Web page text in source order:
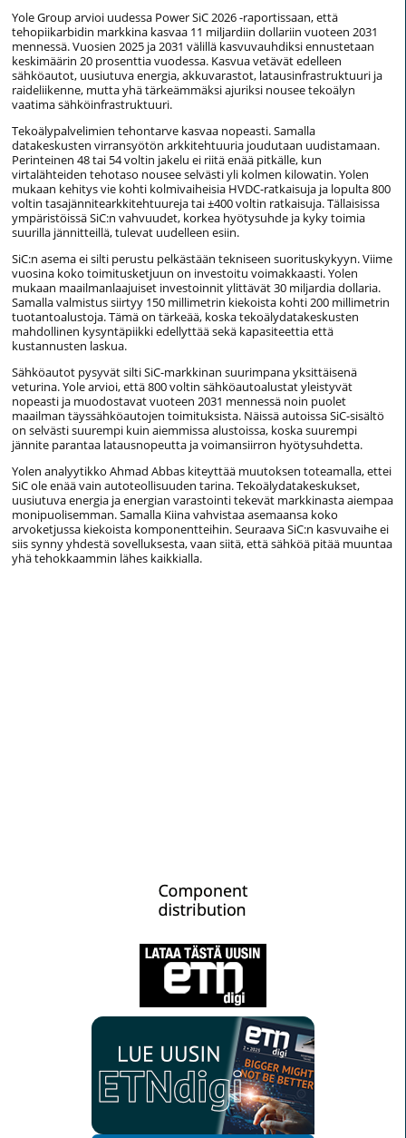
Yole Group arvioi uudessa Power SiC 2026 -raportissaan, että
tehopiikarbidin markkina kasvaa 11 miljardiin dollariin vuoteen 2031
mennessä. Vuosien 2025 ja 2031 välillä kasvuvauhdiksi ennustetaan
keskimäärin 20 prosenttia vuodessa. Kasvua vetävät edelleen
sähköautot, uusiutuva energia, akkuvarastot, latausinfrastruktuuri ja
raideliikenne, mutta yhä tärkeämmäksi ajuriksi nousee tekoälyn
vaatima sähköinfrastruktuuri.
Tekoälypalvelimien tehontarve kasvaa nopeasti. Samalla
datakeskusten virransyötön arkkitehtuuria joudutaan uudistamaan.
Perinteinen 48 tai 54 voltin jakelu ei riitä enää pitkälle, kun
virtalähteiden tehotaso nousee selvästi yli kolmen kilowatin. Yolen
mukaan kehitys vie kohti kolmivaiheisia HVDC-ratkaisuja ja lopulta 800
voltin tasajännitearkkitehtuureja tai ±400 voltin ratkaisuja. Tällaisissa
ympäristöissä SiC:n vahvuudet, korkea hyötysuhde ja kyky toimia
suurilla jännitteillä, tulevat uudelleen esiin.
SiC:n asema ei silti perustu pelkästään tekniseen suorituskykyyn. Viime
vuosina koko toimitusketjuun on investoitu voimakkaasti. Yolen
mukaan maailmanlaajuiset investoinnit ylittävät 30 miljardia dollaria.
Samalla valmistus siirtyy 150 millimetrin kiekoista kohti 200 millimetrin
tuotantoalustoja. Tämä on tärkeää, koska tekoälydatakeskusten
mahdollinen kysyntäpiikki edellyttää sekä kapasiteettia että
kustannusten laskua.
Sähköautot pysyvät silti SiC-markkinan suurimpana yksittäisenä
veturina. Yole arvioi, että 800 voltin sähköautoalustat yleistyvät
nopeasti ja muodostavat vuoteen 2031 mennessä noin puolet
maailman täyssähköautojen toimituksista. Näissä autoissa SiC-sisältö
on selvästi suurempi kuin aiemmissa alustoissa, koska suurempi
jännite parantaa latausnopeutta ja voimansiirron hyötysuhdetta.
Yolen analyytikko Ahmad Abbas kiteyttää muutoksen toteamalla, ettei
SiC ole enää vain autoteollisuuden tarina. Tekoälydatakeskukset,
uusiutuva energia ja energian varastointi tekevät markkinasta aiempaa
monipuolisemman. Samalla Kiina vahvistaa asemaansa koko
arvoketjussa kiekoista komponentteihin. Seuraava SiC:n kasvuvaihe ei
siis synny yhdestä sovelluksesta, vaan siitä, että sähköä pitää muuntaa
yhä tehokkaammin lähes kaikkialla.